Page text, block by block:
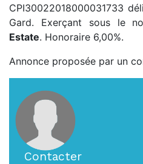
CPI30022018000031733
Gard. Exerçant sous le
Estate. Honoraire 6,00%.
Annonce proposée par un
Contacter